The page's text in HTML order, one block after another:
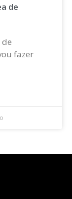
de
fazer